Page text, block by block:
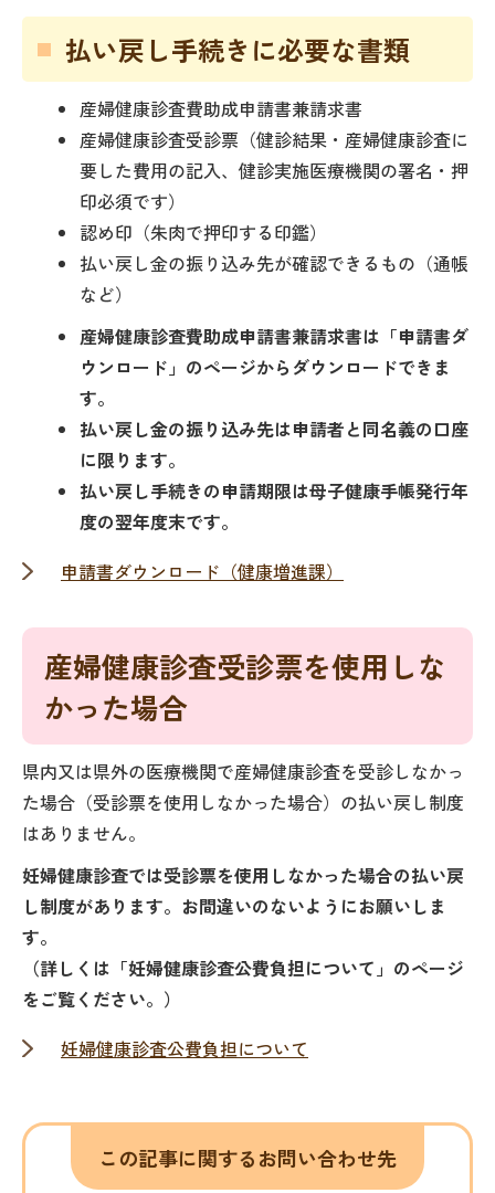
払い戻し手続きに必要な書類
産婦健康診査費助成申請書兼請求書
産婦健康診査受診票（健診結果・産婦健康診査に
要した費用の記入、健診実施医療機関の署名・押
印必須です）
認め印（朱肉で押印する印鑑）
払い戻し金の振り込み先が確認できるもの（通帳
など）
産婦健康診査費助成申請書兼請求書は「申請書ダ
ウンロード」のページからダウンロードできま
す。
払い戻し金の振り込み先は申請者と同名義の口座
に限ります。
払い戻し手続きの申請期限は母子健康手帳発行年
度の翌年度末です。
申請書ダウンロード（健康増進課）
産婦健康診査受診票を使用しな
かった場合
県内又は県外の医療機関で産婦健康診査を受診しなかっ
た場合（受診票を使用しなかった場合）の払い戻し制度
はありません。
妊婦健康診査では受診票を使用しなかった場合の払い戻
し制度があります。お間違いのないようにお願いしま
す。
（詳しくは「妊婦健康診査公費負担について」のページ
をご覧ください。）
妊婦健康診査公費負担について
この記事に関するお問い合わせ先